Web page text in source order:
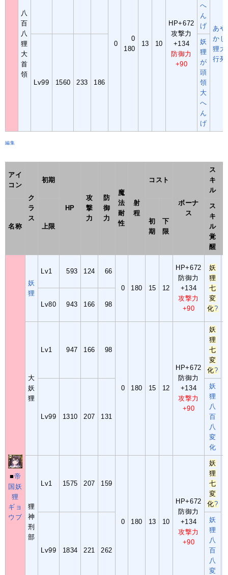
八
百
八
狸
大
首
領
0
0
180
13 10
HP+672
攻撃力
+134
防御力
+90
へ
ん
げ
あや
かし
狸大
行列
Lv99 1560 233 186
妖
狸
が
頭
領
大
へ
ん
げ
編集
アイ
コン
ク
ラ
ス
初期
HP
攻
撃
力
防
御
力
魔
法
耐
性
射
程
コスト
ボーナ
ス
ス
キ
ル
名称 上限
初
期
下
限
ス
キ
ル
覚
醒
■帝
国妖
狸
ギョ
ウブ
妖
狸
Lv1 593 124 66
0 180 15 12
HP+672
防御力
+134
攻撃力
+90
妖
狸
七
変
化?
Lv80 943 166 98
大
妖
狸
Lv1 947 166 98
0 180 15 12
HP+672
防御力
+134
攻撃力
+90
妖
狸
七
変
化?
Lv99
1310 207 131
妖
狸
八
百
八
変
化
狸
神
刑
部
Lv1 1575 207 159
0 180 13 10
HP+672
防御力
+134
攻撃力
+90
妖
狸
七
変
化?
Lv99
1834 221 262
妖
狸
八
百
八
変